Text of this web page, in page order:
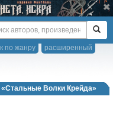
расширенный
по жанру
Волки Крейда»